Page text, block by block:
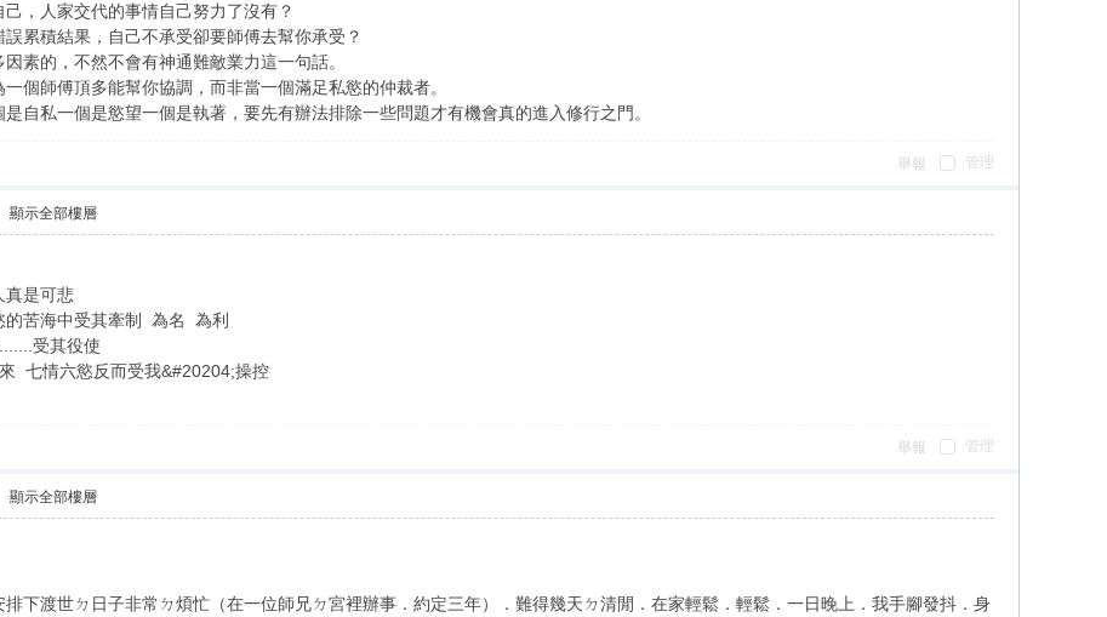
，人家交代的事情自己努力了沒有？
累積結果，自己不承受卻要師傅去幫你承受？
素的，不然不會有神通難敵業力這一句話。
個師傅頂多能幫你協調，而非當一個滿足私慾的仲裁者。
自私一個是慾望一個是執著，要先有辦法排除一些問題才有機會真的進入修行之門。
管理
舉報
顯示全部樓層
真是可悲
的苦海中受其牽制 為名 為利
受其役使
七情六慾反而受我&#20204;操控
管理
舉報
顯示全部樓層
下渡世ㄉ日子非常ㄉ煩忙（在一位師兄ㄉ宮裡辦事．約定三年）．難得幾天ㄉ清閒．在家輕鬆．輕鬆．一日晚上．我手腳發抖．身